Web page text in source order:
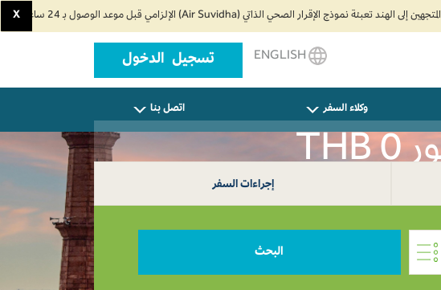
X
تسجيل الدخول
وكلاء السفر اتصل بنا
إجراءات السفر
البحث